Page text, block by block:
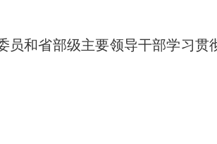
和省部级主要领导干部学习贯